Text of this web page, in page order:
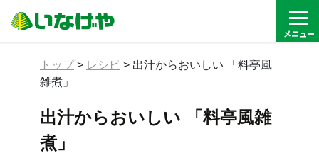
トップ > レシピ > 出汁からおいしい 「料亭風
雑煮」
出汁からおいしい 「料亭風雑
煮」